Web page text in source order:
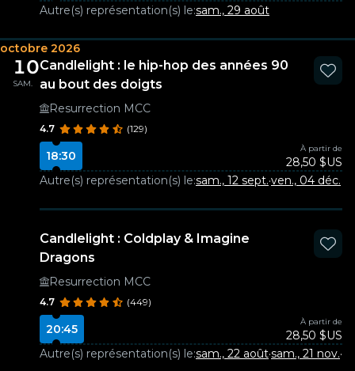
Autre(s) représentation(s) le:sam., 29 août
octobre 2026
10
SAM.
Candlelight : le hip-hop des années 90
au bout des doigts
Resurrection MCC
4.7 (129)
18:30
À partir de
28,50 $US
Autre(s) représentation(s) le:sam., 12 sept.·ven., 04 déc.
Candlelight : Coldplay & Imagine
Dragons
Resurrection MCC
4.7 (449)
20:45
À partir de
28,50 $US
Autre(s) représentation(s) le:sam., 22 août·sam., 21 nov.·